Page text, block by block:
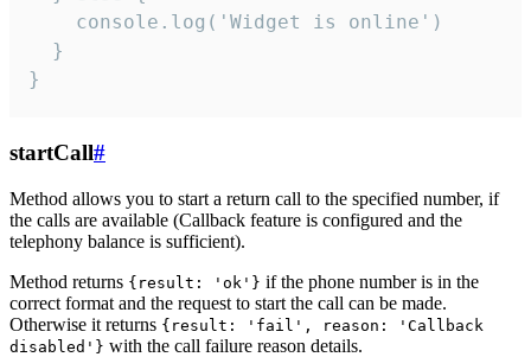
    console.log('Widget is online')
  }
}
startCall#
Method allows you to start a return call to the specified number, if
the calls are available (Callback feature is configured and the
telephony balance is sufficient).
Method returns {result: 'ok'} if the phone number is in the
correct format and the request to start the call can be made.
Otherwise it returns {result: 'fail', reason: 'Callback
disabled'} with the call failure reason details.